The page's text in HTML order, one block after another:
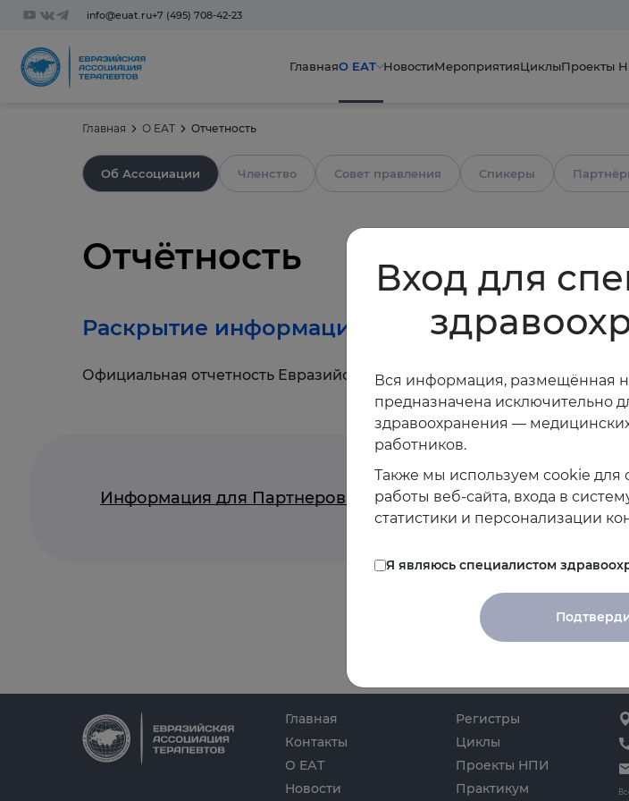
info@euat.ru+7 (495) 708-42-23
ГлавнаяО ЕАТ НовостиМероприятияЦиклыПроекты
Главная О ЕАТ Отчетность
Об Ассоциации Членство Совет правления Спикеры
Отчётность
Раскрытие информации
Официальная отчетность Евразийской Ассоциации Терапевтов
Информация для Партнеров о спонсорском участии в
Главная
О ЕАТ
Новости
Циклы
Проекты НПИ
Практикум
Регистры
Контакты
Вход для
Вся информация, размещённая
предназначена исключительно
здравоохранения —
работников.
Также мы используем cookie для
работы веб-сайта, входа в
статистики и персонализации
Я являюсь специалистом